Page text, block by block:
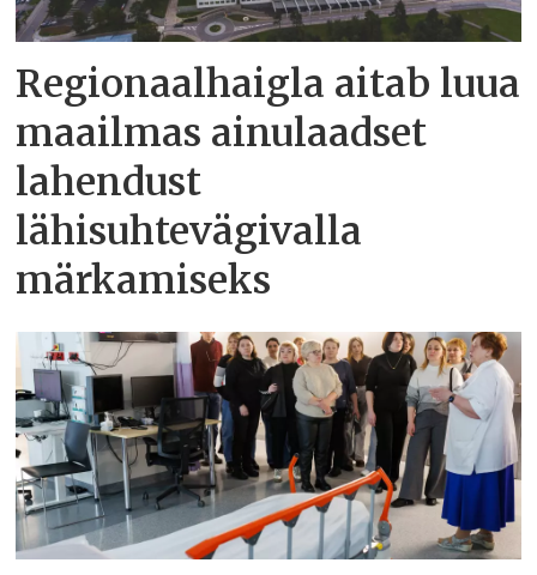
Regionaalhaigla aitab luua
maailmas ainulaadset
lahendust
lähisuhtevägivalla
märkamiseks